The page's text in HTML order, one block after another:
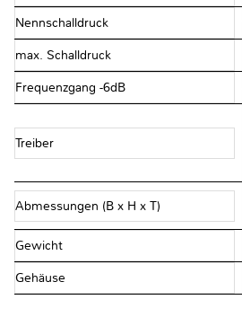
Nennschalldruck
max. Schalldruck
Frequenzgang -6dB
Treiber
Abmessungen (B x H x T)
Gewicht
Gehäuse